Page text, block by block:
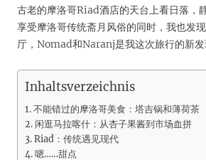
古老的摩洛哥Riad酒店的天台上看日落，
享受摩洛哥传统斋月风俗的同时，我也发
厅，Nomad和Naranj是我这次旅行的新发
Inhaltsverzeichnis
不能错过的摩洛哥美食：塔吉锅和薄荷茶
闲逛马拉喀什：从杏子果酱到市场血拼
Riad：传统遇见现代
嗯……甜点